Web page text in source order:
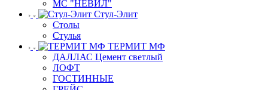
МС "НЕВИЛ"
Стул-Элит
Столы
Стулья
ТЕРМИТ МФ
ДАЛЛАС Цемент светлый
ЛОФТ
ГОСТИННЫЕ